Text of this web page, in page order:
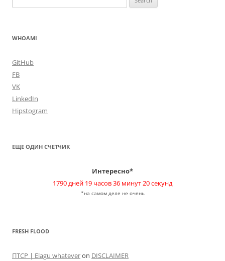
for:
WHOAMI
GitHub
FB
VK
LinkedIn
Hipstogram
ЕЩЕ ОДИН СЧЕТЧИК
Интересно*
1790 дней 19 часов 36 минут 21 секунд
*на самом деле не очень
FRESH FLOOD
ПТСР | Elagu whateveron DISCLAIMER